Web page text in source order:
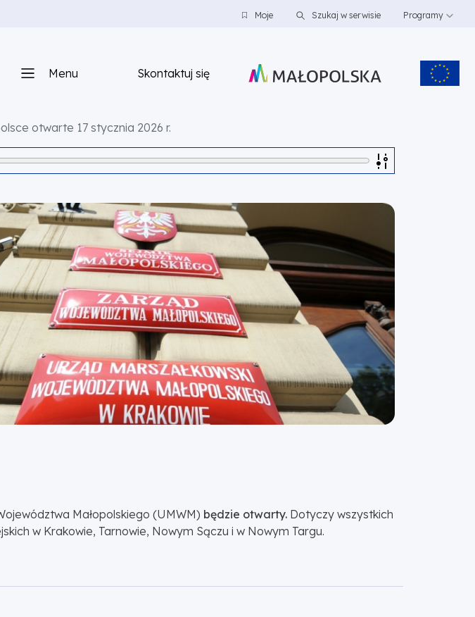
Moje Szukaj w serwisie Programy
Menu Skontaktuj się
otwarte 17 stycznia 2026 r.
Małopolskiego (UMWM) będzie otwarty. Dotyczy wszystkich
w Krakowie, Tarnowie, Nowym Sączu i w Nowym Targu.